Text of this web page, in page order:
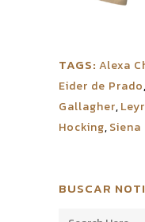
TAGS: Alexa
Eider de Prado,
Gallagher,
Hocking,
BUSCAR